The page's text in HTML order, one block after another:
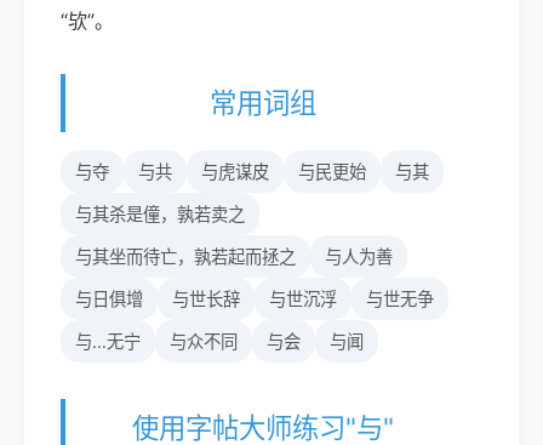
“欤”。
常用词组
与夺 与共 与虎谋皮 与民更始 与其
与其杀是僮，孰若卖之
与其坐而待亡，孰若起而拯之 与人为善
与日俱增 与世长辞 与世沉浮 与世无争
与…无宁 与众不同 与会 与闻
使用字帖大师练习"与"